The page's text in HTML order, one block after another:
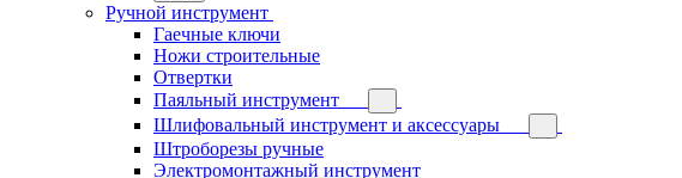
Ручной инструмент
Гаечные ключи
Ножи строительные
Отвертки
Паяльный инструмент
Шлифовальный инструмент и аксессуары
Штроборезы ручные
Электромонтажный инструмент